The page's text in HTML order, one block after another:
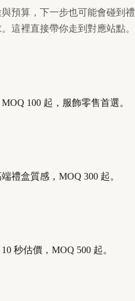
預算，下一步也可能會碰到禮
這裡直接帶你走到對應站點。
100 起，服飾零售首選。
盒質感，MOQ 300 起。
秒估價，MOQ 500 起。